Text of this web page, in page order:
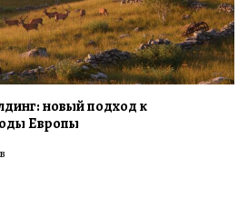
новый подход к
Европы